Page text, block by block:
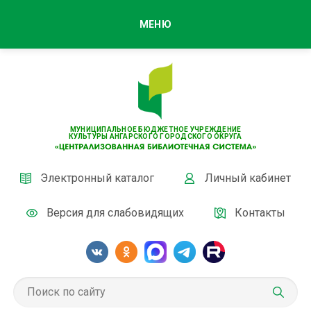
МУНИЦИПАЛЬНОЕ БЮДЖЕТНОЕ УЧРЕЖДЕНИЕ
КУЛЬТУРЫ АНГАРСКОГО ГОРОДСКОГО ОКРУГА
Электронный каталог Личный кабинет
Версия для слабовидящих Контакты
МЕНЮ